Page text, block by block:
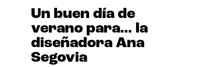
Un buen día de
verano para… la
diseñadora Ana
Segovia